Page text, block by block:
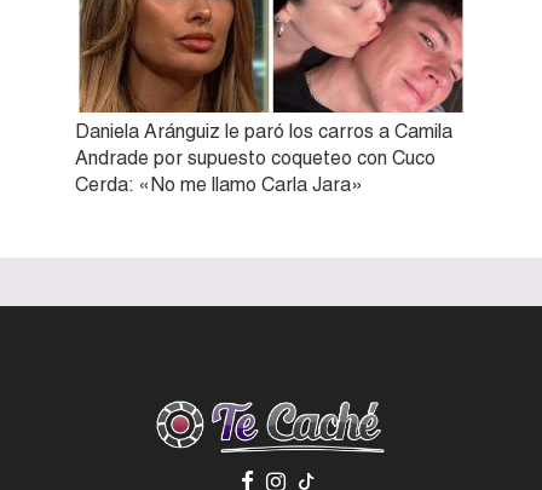
Daniela Aránguiz le paró los carros a Camila
Andrade por supuesto coqueteo con Cuco
Cerda: «No me llamo Carla Jara»